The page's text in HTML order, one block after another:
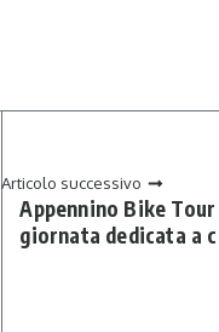
Articolo successivo
Appennino Bike
giornata dedicata a